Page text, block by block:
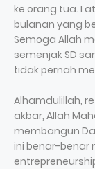
ke orang tua.
bulanan yang
Semoga Allah
semenjak SD
tidak pernah
Alhamdulillah,
akbar, Allah
membangun
ini benar-benar